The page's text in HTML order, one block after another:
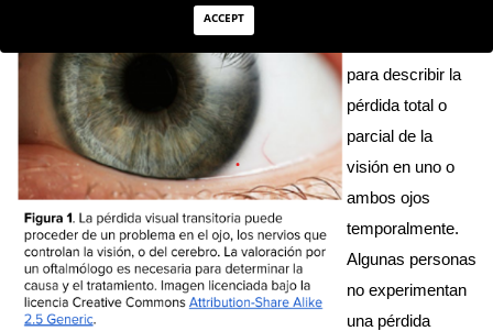
para describir la
pérdida total o
parcial de la
visión en uno o
ambos ojos
temporalmente.
Algunas personas
no experimentan
una pérdida
ACCEPT